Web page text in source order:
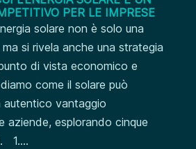
PER LE IMPRESE
solare non è solo una
si rivela anche una strategia
di vista economico e
come il solare può
autentico vantaggio
aziende, esplorando cinque
1....